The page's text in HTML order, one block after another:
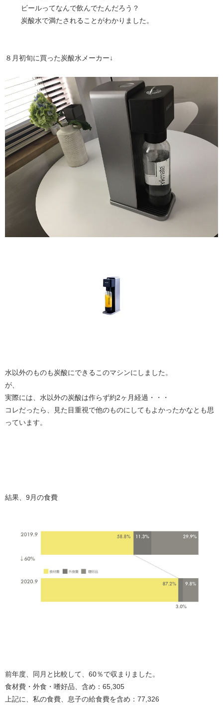
ビールってなんで飲んでたんだろう？
炭酸水で満たされることがわかりました。
８月初旬に買った炭酸水メーカー↓
水以外のものも炭酸にできるこのマシンにしました。
が、
実際には、水以外の炭酸は作らず約2ヶ月経過・・・
コレだったら、見た目重視で他のものにしてもよかったかなとも思
っています。
結果、9月の食費
前年度、同月と比較して、60％で収まりました。
食材費・外食・嗜好品、含め：65,305
上記に、私の食費、息子の給食費を含め：77,326